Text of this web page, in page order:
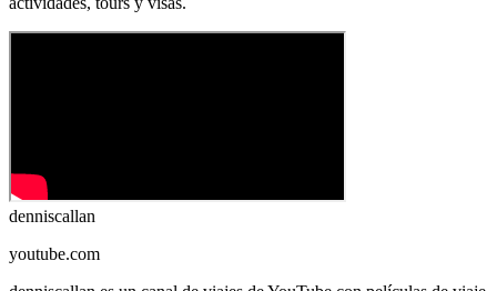
denniscallan
youtube.com